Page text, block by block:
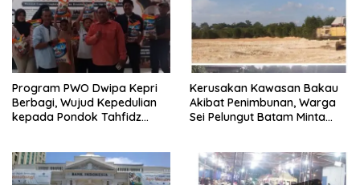
Program PWO Dwipa Kepri
Berbagi, Wujud Kepedulian
kepada Pondok Tahfidz
Kerusakan Kawasan Bakau
Akibat Penimbunan, Warga
Sei Pelungut Batam Minta